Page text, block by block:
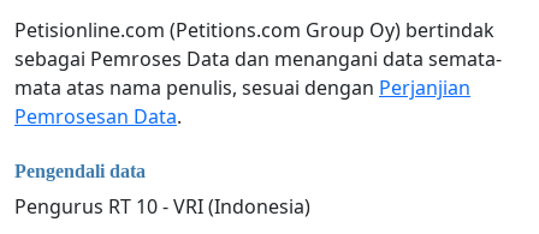
Petisionline.com (Petitions.com Group Oy) bertindak
sebagai Pemroses Data dan menangani data semata-
mata atas nama penulis, sesuai dengan Perjanjian
Pemrosesan Data.
Pengendali data
Pengurus RT 10 - VRI (Indonesia)